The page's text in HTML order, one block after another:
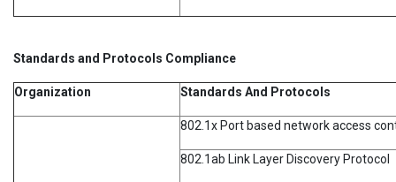
Standards and Protocols Compliance
Organization Standards And Protocols
802.1x Port based network access
802.1ab Link Layer Discovery Protocol